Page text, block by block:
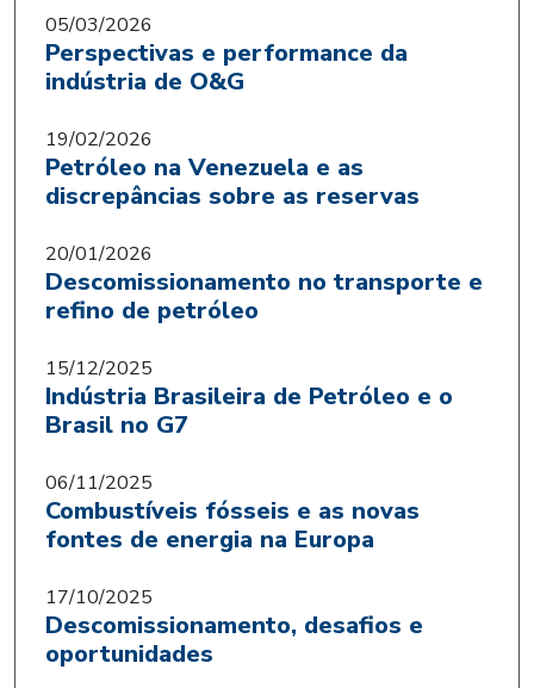
05/03/2026
Perspectivas e performance da
indústria de O&G
19/02/2026
Petróleo na Venezuela e as
discrepâncias sobre as reservas
20/01/2026
Descomissionamento no transporte e
refino de petróleo
15/12/2025
Indústria Brasileira de Petróleo e o
Brasil no G7
06/11/2025
Combustíveis fósseis e as novas
fontes de energia na Europa
17/10/2025
Descomissionamento, desafios e
oportunidades